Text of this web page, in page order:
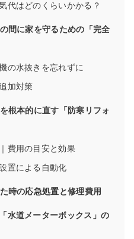
代はどのくらいかかる？
間に家を守るための「完全
の水抜きを忘れずに
加対策
根本的に直す「防寒リフォ
費用の目安と効果
置による自動化
時の応急処置と修理費用
水道メーターボックス」の